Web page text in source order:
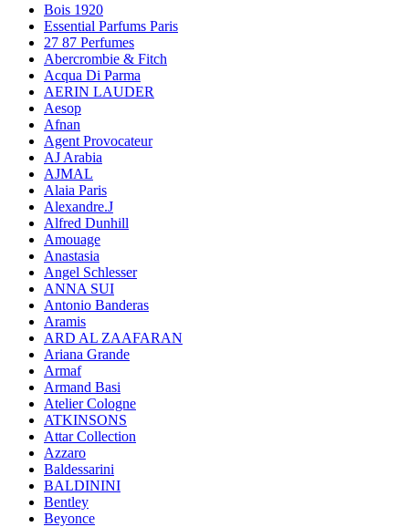
Bois 1920
Essential Parfums Paris
27 87 Perfumes
Abercrombie & Fitch
Acqua Di Parma
AERIN LAUDER
Aesop
Afnan
Agent Provocateur
AJ Arabia
AJMAL
Alaia Paris
Alexandre.J
Alfred Dunhill
Amouage
Anastasia
Angel Schlesser
ANNA SUI
Antonio Banderas
Aramis
ARD AL ZAAFARAN
Ariana Grande
Armaf
Armand Basi
Atelier Cologne
ATKINSONS
Attar Collection
Azzaro
Baldessarini
BALDININI
Bentley
Beyonce